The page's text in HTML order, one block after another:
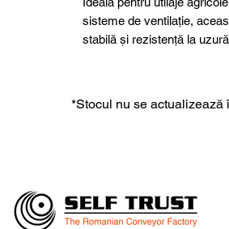
sisteme de ventilație,
stabilă și rezistență la
*Stocul nu se actualizează